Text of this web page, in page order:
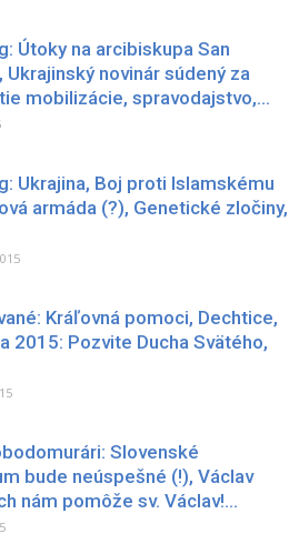
Útoky na arcibiskupa San
Ukrajinský novinár súdený za
mobilizácie, spravodajstvo,...
Ukrajina, Boj proti Islamskému
armáda (?), Genetické zločiny,
Kráľovná pomoci, Dechtice,
2015: Pozvite Ducha Svätého,
Slovenské
bude neúspešné (!), Václav
nám pomôže sv. Václav!...